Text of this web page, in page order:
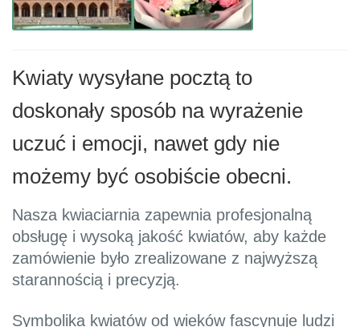
Kwiaty wysyłane pocztą to
doskonały sposób na wyrażenie
uczuć i emocji, nawet gdy nie
możemy być osobiście obecni.
Nasza kwiaciarnia zapewnia profesjonalną
obsługę i wysoką jakość kwiatów, aby każde
zamówienie było zrealizowane z najwyższą
starannością i precyzją.
Symbolika kwiatów od wieków fascynuje ludzi